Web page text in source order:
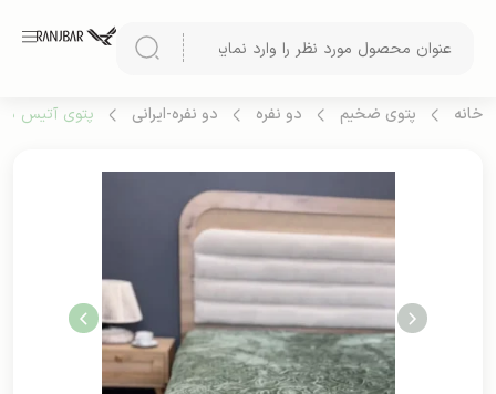
خانه پتوی ضخیم دو نفره دو نفره-ایرانی پتوی آتیس